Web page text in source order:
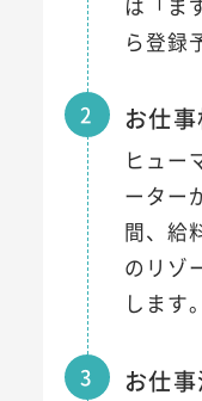
ら登録
2 お仕
ヒュー
ーター
間、給
のリゾ
します。
3 お仕